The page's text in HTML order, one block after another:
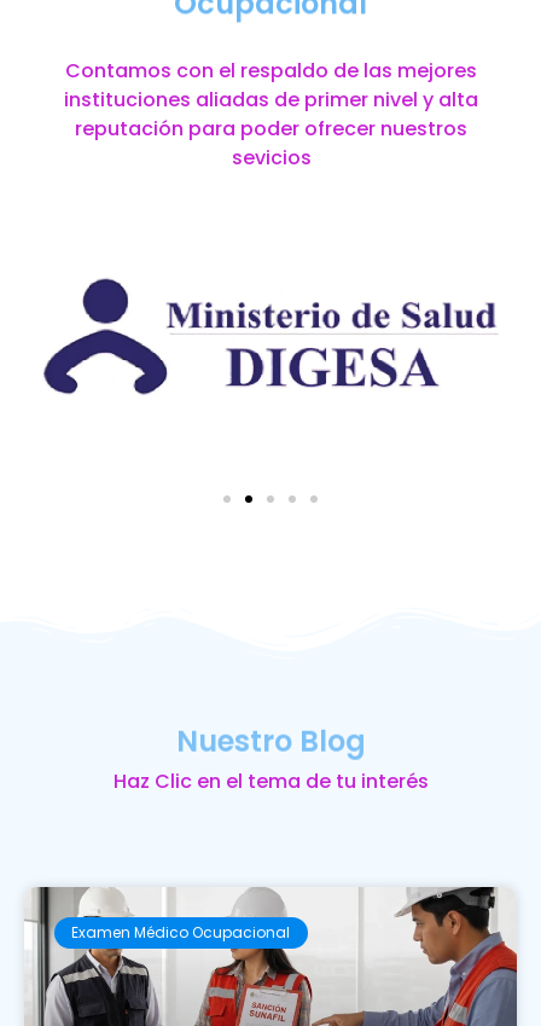
Contamos con el respaldo de las mejores
instituciones aliadas de primer nivel y alta
reputación para poder ofrecer nuestros
sevicios
Nuestro Blog
Haz Clic en el tema de tu interés
Examen Médico Ocupacional